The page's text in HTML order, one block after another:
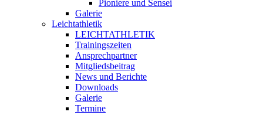
Pioniere und Sensei
Galerie
Leichtathletik
LEICHTATHLETIK
Trainingszeiten
Ansprechpartner
Mitgliedsbeitrag
News und Berichte
Downloads
Galerie
Termine